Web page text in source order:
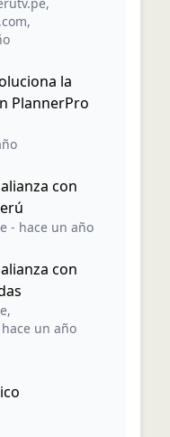
,
la
PlannerPro
con
- hace un año
con
,
hace un año